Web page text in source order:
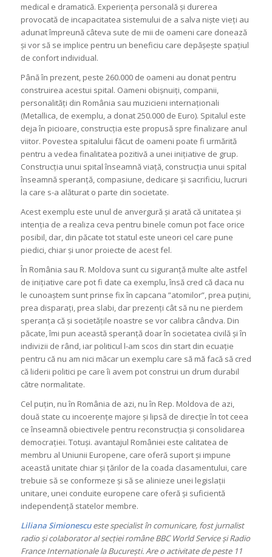
medical e dramatică. Experiența personală și durerea
provocată de incapacitatea sistemului de a salva niște vieți au
adunat împreună câteva sute de mii de oameni care donează
și vor să se implice pentru un beneficiu care depășește spațiul
de confort individual.
Până în prezent, peste 260.000 de oameni au donat pentru
construirea acestui spital. Oameni obișnuiți, companii,
personalități din România sau muzicieni internaționali
(Metallica, de exemplu, a donat 250.000 de Euro). Spitalul este
deja în picioare, construcția este propusă spre finalizare anul
viitor. Povestea spitalului făcut de oameni poate fi urmărită
pentru a vedea finalitatea pozitivă a unei inițiative de grup.
Construcția unui spital înseamnă viață, construcția unui spital
înseamnă speranță, compasiune, dedicare și sacrificiu, lucruri
la care s-a alăturat o parte din societate.
Acest exemplu este unul de anvergură și arată că unitatea și
intenția de a realiza ceva pentru binele comun pot face orice
posibil, dar, din păcate tot statul este uneori cel care pune
piedici, chiar și unor proiecte de acest fel.
În România sau R. Moldova sunt cu siguranță multe alte astfel
de inițiative care pot fi date ca exemplu, însă cred că daca nu
le cunoaștem sunt prinse fix în capcana ”atomilor”, prea puțini,
prea disparați, prea slabi, dar prezenți cât să nu ne pierdem
speranța că și societățile noastre se vor calibra cândva. Din
păcate, îmi pun această speranță doar în societatea civilă și în
indivizii de rând, iar politicul l-am scos din start din ecuație
pentru că nu am nici măcar un exemplu care să mă facă să cred
că liderii politici pe care îi avem pot construi un drum durabil
către normalitate.
Cel puțin, nu în România de azi, nu în Rep. Moldova de azi,
două state cu incoerențe majore și lipsă de direcție în tot ceea
ce înseamnă obiectivele pentru reconstrucția și consolidarea
democrației. Totuși. avantajul României este calitatea de
membru al Uniunii Europene, care oferă suport și impune
această unitate chiar și țărilor de la coada clasamentului, care
trebuie să se conformeze și să se alinieze unei legislații
unitare, unei conduite europene care oferă și suficientă
independență statelor membre.
Liliana Simionescueste specialist în comunicare, fost jurnalist
radio și colaborator al secției române BBC World Service și Radio
France Internationale la București. Are o activitate de peste 11